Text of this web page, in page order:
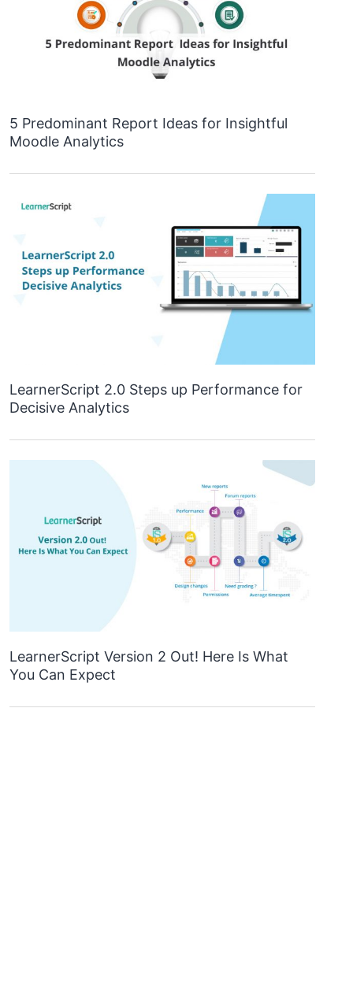
5 Predominant Report Ideas for Insightful
Moodle Analytics
LearnerScript 2.0 Steps up Performance for
Decisive Analytics
LearnerScript Version 2 Out! Here Is What
You Can Expect